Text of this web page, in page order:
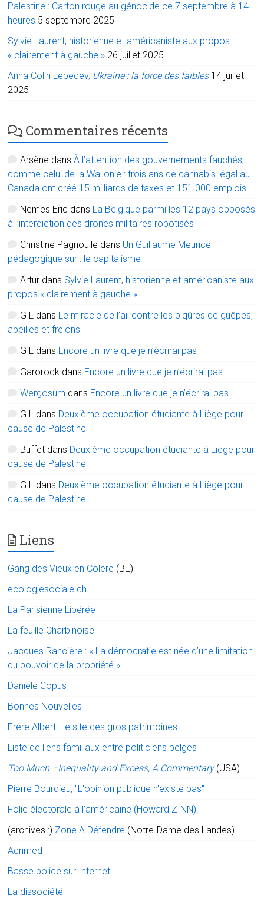
Palestine : Carton rouge au génocide ce 7 septembre à 14
heures 5 septembre 2025
Sylvie Laurent, historienne et américaniste aux propos
« clairement à gauche » 26 juillet 2025
Anna Colin Lebedev, Ukraine : la force des faibles 14 juillet
2025
Commentaires récents
Arsène dansÀ l’attention des gouvernements fauchés,
comme celui de la Wallonie : trois ans de cannabis légal au
Canada ont créé 15 milliards de taxes et 151.000 emplois
Nemes Eric dans La Belgique parmi les 12 pays opposés
à l’interdiction des drones militaires robotisés
Christine Pagnoulle dans Un Guillaume Meurice
pédagogique sur : le capitalisme
Artur dans Sylvie Laurent, historienne et américaniste aux
propos « clairement à gauche »
G L dans Le miracle de l’ail contre les piqûres de guêpes,
abeilles et frelons
G L dans Encore un livre que je n’écrirai pas
Garorock dans Encore un livre que je n’écrirai pas
Wergosum dans Encore un livre que je n’écrirai pas
G L dans Deuxième occupation étudiante à Liège pour
cause de Palestine
Buffet dans Deuxième occupation étudiante à Liège pour
cause de Palestine
G L dans Deuxième occupation étudiante à Liège pour
cause de Palestine
Liens
Gang des Vieux en Colère (BE)
ecologiesociale.ch
La Parisienne Libérée
La feuille Charbinoise
Jacques Rancière : « La démocratie est née d’une limitation
du pouvoir de la propriété »
Danièle Copus
Bonnes Nouvelles
Frère Albert: Le site des gros patrimoines
Liste de liens familiaux entre politiciens belges
Too Much –Inequality and Excess, A Commentary (USA)
Pierre Bourdieu, "L'opinion publique n'existe pas"
Folie électorale à l’américaine (Howard ZINN)
(archives :) Zone A Défendre (Notre-Dame des Landes)
Acrimed
Basse police sur Internet
La dissociété